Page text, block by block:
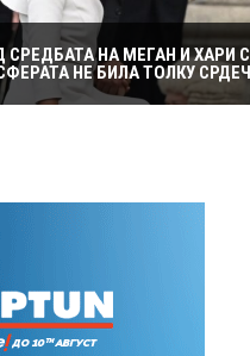
НА МЕГАН И ХАРИ
НЕ БИЛА ТОЛКУ